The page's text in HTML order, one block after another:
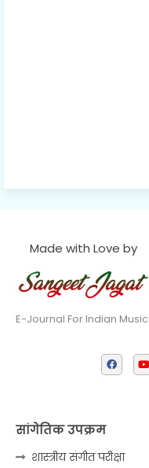
Made with Love by
E-Journal For Indian Music
सांगेतिक उपक्रम
शास्त्रीय संगीत परीक्षा